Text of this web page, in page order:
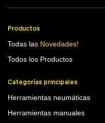
Productos
Todas las Novedades!
Todos los Productos
Categorías principales
Herramientas neumáticas
Herramientas manuales